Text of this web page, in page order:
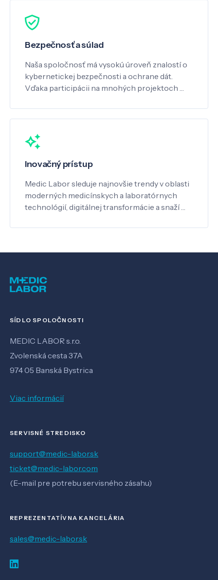
Bezpečnosť a súlad
Naša spoločnosť má vysokú úroveň znalostí o
kybernetickej bezpečnosti a ochrane dát.
Vďaka participácii na mnohých projektoch …
Inovačný prístup
Medic Labor sleduje najnovšie trendy v oblasti
moderných medicínskych a laboratórnych
technológií, digitálnej transformácie a snaží …
SÍDLO SPOLOČNOSTI
MEDIC LABOR s.r.o.
Zvolenská cesta 37A
974 05 Banská Bystrica
Viac informácií
SERVISNÉ STREDISKO
support@medic-labor.sk
ticket@medic-labor.com
(E-mail pre potrebu servisného zásahu)
REPREZENTATÍVNA KANCELÁRIA
sales@medic-labor.sk